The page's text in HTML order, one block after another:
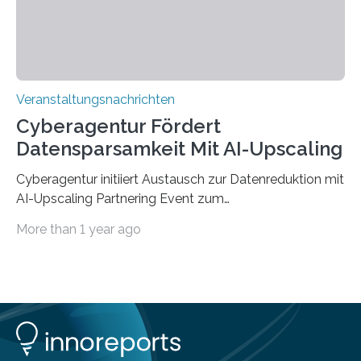
Veranstaltungsnachrichten
Cyberagentur Fördert
Datensparsamkeit Mit AI-Upscaling
Cyberagentur initiiert Austausch zur Datenreduktion mit
AI-Upscaling Partnering Event zum
innovative DatenverarbeitungDie Agentur für
Entwicklung von Technologien zur gezielten
Datenreduktion und Rekonstruktion in schwierigen
Kommunikationsumgebungen. Das Event dient der
More than 1 year ago